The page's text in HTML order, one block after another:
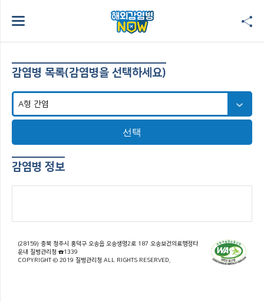
감염병 목록(감염병을 선택하세요)
선택
감염병 정보
(28159) 충북 청주시 흥덕구 오송읍 오송생명2로 187 오송보건의료행정타
운내 질병관리청 ☎1339
COPYRIGHT © 2019 질병관리청 ALL RIGHTS RESERVED.